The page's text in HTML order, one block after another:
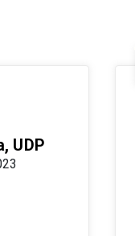
UDP